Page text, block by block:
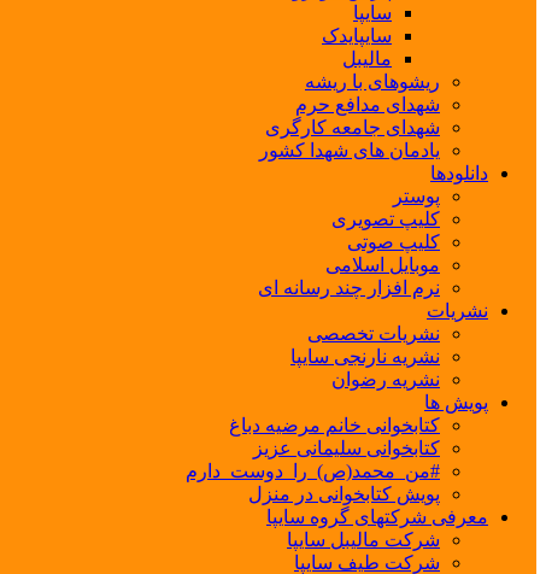
سایپا
سایپایدک
مالیبل
ریشوهای با ریشه
شهدای مدافع حرم
شهدای جامعه کارگری
یادمان های شهدا کشور
دانلودها
پوستر
کلیپ تصویری
کلیپ صوتی
موبایل اسلامی
نرم افزار چند رسانه ای
نشریات
نشریات تخصصی
نشریه نارنجی سایپا
نشریه رضوان
پویش ها
کتابخوانی خانم مرضیه دباغ
کتابخوانی سلیمانی عزیز
#من_محمد(ص)_را_دوست_دارم
پویش کتابخوانی در منزل
معرفی شرکتهای گروه سایپا
شرکت مالیبل سایپا
شرکت طیف سایپا